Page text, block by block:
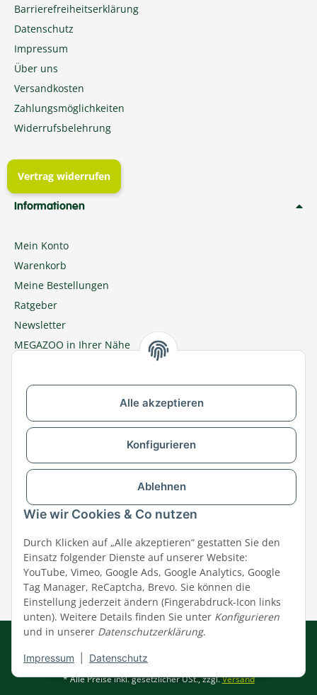
Alle akzeptieren
Konfigurieren
Ablehnen
Wie wir Cookies & Co nutzen
Durch Klicken auf „Alle akzeptieren“ gestatten Sie den
Einsatz folgender Dienste auf unserer Website:
YouTube, Vimeo, Google Ads, Google Analytics, Google
Tag Manager, ReCaptcha, Brevo. Sie können die
Einstellung jederzeit ändern (Fingerabdruck-Icon links
unten). Weitere Details finden Sie unter Konfigurieren
und in unserer Datenschutzerklärung.
Impressum Datenschutz
Barrierefreiheitserklärung
Datenschutz
Impressum
Über uns
Versandkosten
Zahlungsmöglichkeiten
Widerrufsbelehrung
Vertrag widerrufen
Informationen
Mein Konto
Warenkorb
Meine Bestellungen
Ratgeber
Newsletter
MEGAZOO in Ihrer Nähe
Zu MEGAZOO-nord.de wechseln
Versandpartner & Zahlungsmöglichkeiten
Impressum|AGB|Datenschutz
© MEGAZOO Alpha GmbH
* Alle Preise inkl. gesetzlicher USt., zzgl.Versand